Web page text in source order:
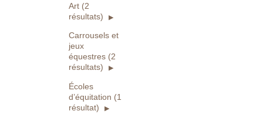
Art (2
résultats)
Carrousels et
jeux
équestres (2
résultats)
Écoles
d’équitation (1
résultat)